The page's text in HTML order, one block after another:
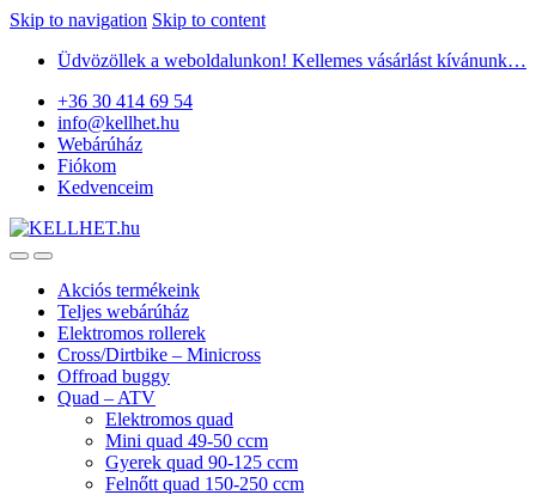
Skip to navigation Skip to content
Üdvözöllek a weboldalunkon! Kellemes vásárlást kívánunk…
+36 30 414 69 54
info@kellhet.hu
Webárúház
Fiókom
Kedvenceim
Akciós termékeink
Teljes webárúház
Elektromos rollerek
Cross/Dirtbike – Minicross
Offroad buggy
Quad – ATV
Elektromos quad
Mini quad 49-50 ccm
Gyerek quad 90-125 ccm
Felnőtt quad 150-250 ccm